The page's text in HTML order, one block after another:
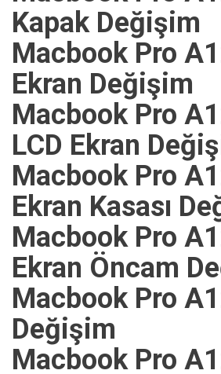
Kapak Değişim
Macbook Pro
Ekran Değişim
Macbook Pro
LCD Ekran
Macbook Pro
Ekran Kasası
Macbook Pro
Ekran Öncam
Macbook Pro
Değişim
Macbook Pro